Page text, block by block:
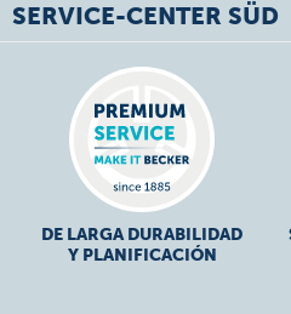
SERVICE-CENTER SÜD
DE LARGA DURABILIDAD
Y PLANIFICACIÓN